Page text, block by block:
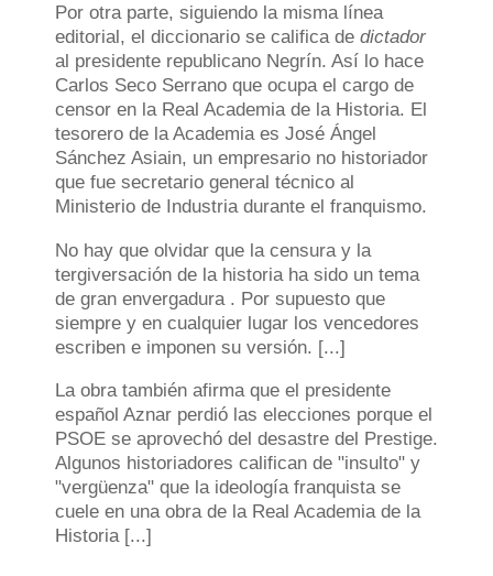
Por otra parte, siguiendo la misma línea
editorial, el diccionario se califica de dictador
al presidente republicano Negrín. Así lo hace
Carlos Seco Serrano que ocupa el cargo de
censor en la Real Academia de la Historia. El
tesorero de la Academia es José Ángel
Sánchez Asiain, un empresario no historiador
que fue secretario general técnico al
Ministerio de Industria durante el franquismo.
No hay que olvidar que la censura y la
tergiversación de la historia ha sido un tema
de gran envergadura . Por supuesto que
siempre y en cualquier lugar los vencedores
escriben e imponen su versión. [...]
La obra también afirma que el presidente
español Aznar perdió las elecciones porque el
PSOE se aprovechó del desastre del Prestige.
Algunos historiadores califican de "insulto" y
"vergüenza" que la ideología franquista se
cuele en una obra de la Real Academia de la
Historia [...]